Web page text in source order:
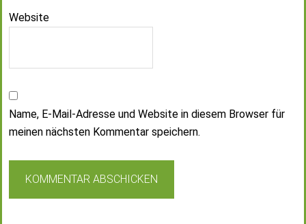
Website
Name, E-Mail-Adresse und Website in diesem Browser für
meinen nächsten Kommentar speichern.